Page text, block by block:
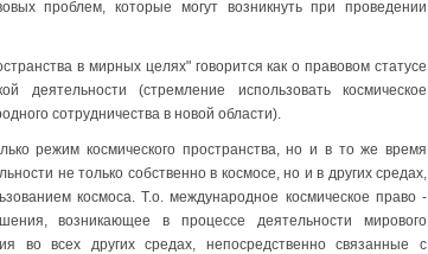
проблем, которые могут возникнуть при проведении
в мирных целях" говорится как о правовом статусе
деятельности (стремление использовать космическое
сотрудничества в новой области).
режим космического пространства, но и в то же время
не только собственно в космосе, но и в других средах,
космоса. Т.о. международное космическое право -
возникающее в процессе деятельности мирового
во всех других средах, непосредственно связанные с